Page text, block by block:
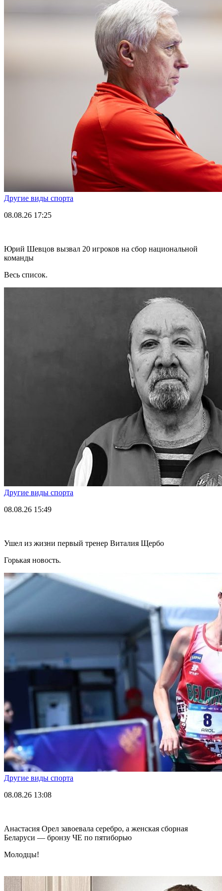
Другие виды спорта
08.08.26 17:25
Юрий Шевцов вызвал 20 игроков на сбор национальной
команды
Весь список.
Другие виды спорта
08.08.26 15:49
Ушел из жизни первый тренер Виталия Щербо
Горькая новость.
Другие виды спорта
08.08.26 13:08
Анастасия Орел завоевала серебро, а женская сборная
Беларуси — бронзу ЧЕ по пятиборью
Молодцы!